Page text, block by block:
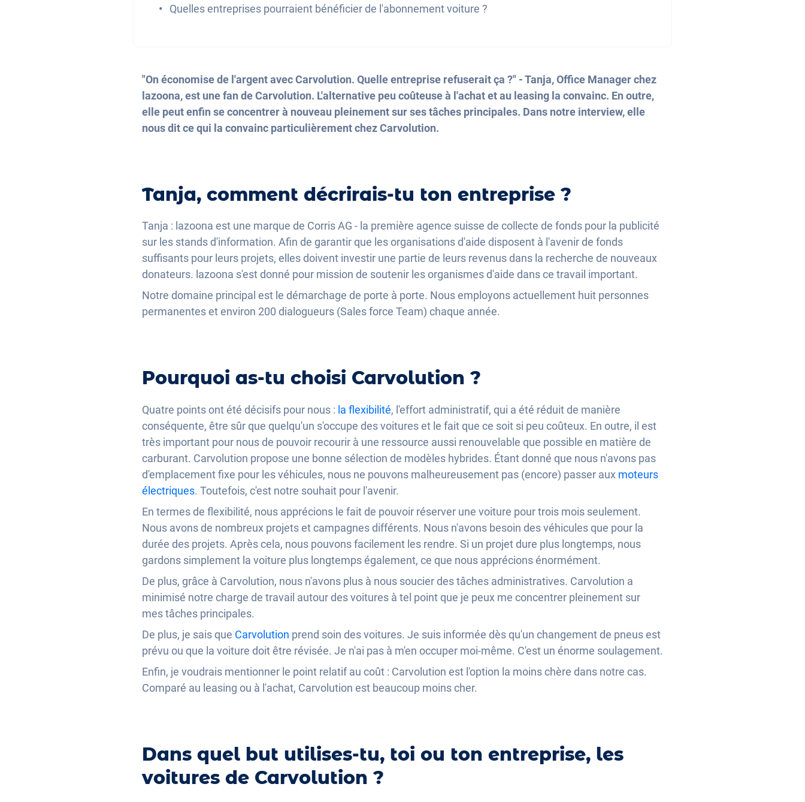
Quelles entreprises pourraient bénéficier de l'abonnement voiture ?
"On économise de l'argent avec Carvolution. Quelle entreprise refuserait ça ?" - Tanja, Office Manager chez
lazoona, est une fan de Carvolution. L'alternative peu coûteuse à l'achat et au leasing la convainc. En outre,
elle peut enfin se concentrer à nouveau pleinement sur ses tâches principales. Dans notre interview, elle
nous dit ce qui la convainc particulièrement chez Carvolution.
Tanja, comment décrirais-tu ton entreprise ?
Tanja : lazoona est une marque de Corris AG - la première agence suisse de collecte de fonds pour la publicité
sur les stands d'information. Afin de garantir que les organisations d'aide disposent à l'avenir de fonds
suffisants pour leurs projets, elles doivent investir une partie de leurs revenus dans la recherche de nouveaux
donateurs. lazoona s'est donné pour mission de soutenir les organismes d'aide dans ce travail important.
Notre domaine principal est le démarchage de porte à porte. Nous employons actuellement huit personnes
permanentes et environ 200 dialogueurs (Sales force Team) chaque année.
Pourquoi as-tu choisi Carvolution ?
Quatre points ont été décisifs pour nous : la flexibilité, l'effort administratif, qui a été réduit de manière
conséquente, être sûr que quelqu'un s'occupe des voitures et le fait que ce soit si peu coûteux. En outre, il est
très important pour nous de pouvoir recourir à une ressource aussi renouvelable que possible en matière de
carburant. Carvolution propose une bonne sélection de modèles hybrides. Étant donné que nous n'avons pas
d'emplacement fixe pour les véhicules, nous ne pouvons malheureusement pas (encore) passer aux moteurs
électriques. Toutefois, c'est notre souhait pour l'avenir.
En termes de flexibilité, nous apprécions le fait de pouvoir réserver une voiture pour trois mois seulement.
Nous avons de nombreux projets et campagnes différents. Nous n'avons besoin des véhicules que pour la
durée des projets. Après cela, nous pouvons facilement les rendre. Si un projet dure plus longtemps, nous
gardons simplement la voiture plus longtemps également, ce que nous apprécions énormément.
De plus, grâce à Carvolution, nous n'avons plus à nous soucier des tâches administratives. Carvolution a
minimisé notre charge de travail autour des voitures à tel point que je peux me concentrer pleinement sur
mes tâches principales.
De plus, je sais que Carvolution prend soin des voitures. Je suis informée dès qu'un changement de pneus est
prévu ou que la voiture doit être révisée. Je n'ai pas à m'en occuper moi-même. C'est un énorme soulagement.
Enfin, je voudrais mentionner le point relatif au coût : Carvolution est l'option la moins chère dans notre cas.
Comparé au leasing ou à l'achat, Carvolution est beaucoup moins cher.
Dans quel but utilises-tu, toi ou ton entreprise, les
voitures de Carvolution ?